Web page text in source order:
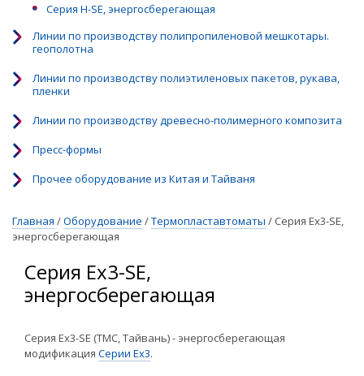
Серия H-SE, энергосберегающая
Линии по производству полипропиленовой мешкотары.
геополотна
Линии по производству полиэтиленовых пакетов, рукава,
пленки
Линии по производству древесно-полимерного композита
Пресс-формы
Прочее оборудование из Китая и Тайваня
Главная /Оборудование /Термопластавтоматы / Серия Ex3-SE,
энергосберегающая
Серия Ex3-SE,
энергосберегающая
Серия Ex3-SE (TMC, Тайвань) - энергосберегающая
модификация Cерии Ex3.